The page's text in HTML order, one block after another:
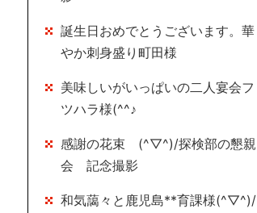
誕生日おめでとうございます。華
やか刺身盛り町田様
美味しいがいっぱいの二人宴会フ
ツハラ様(^^♪
感謝の花束 (^▽^)/探検部の懇親
会 記念撮影
和気藹々と鹿児島**育課様(^▽^)/